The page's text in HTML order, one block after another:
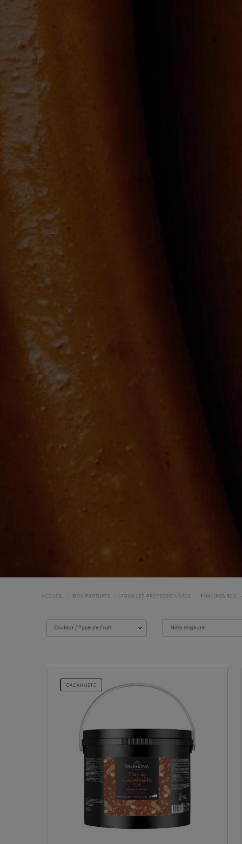
ACCUEIL NOS PRODUITS POUR LES PROFESSIONNELS PRALINÉS &CO
Couleur / Type de fruit Note majeure
CACAHUÈTE